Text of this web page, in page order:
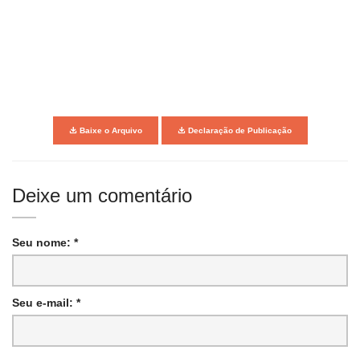
Baixe o Arquivo Declaração de Publicação
Deixe um comentário
Seu nome: *
Seu e-mail: *